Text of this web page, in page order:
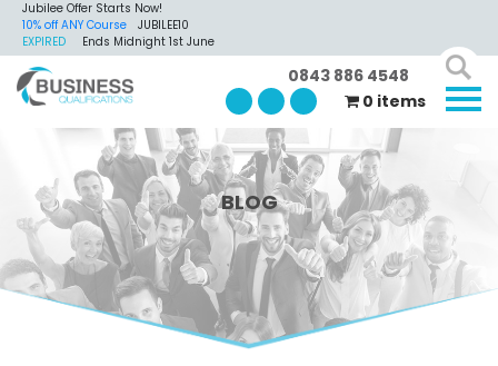
Jubilee Offer Starts Now!
10% off ANY Course
JUBILEE10
EXPIRED
Ends Midnight 1st June
0843 886 4548
0 items
BLOG